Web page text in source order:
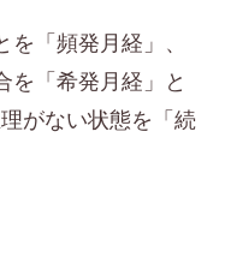
「頻発月経」、
を「希発月経」と
がない状態を「続